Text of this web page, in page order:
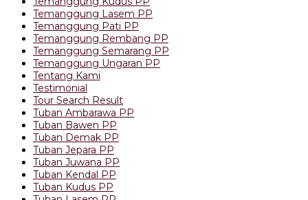
Temanggung Lasem PP
Temanggung Pati PP
Temanggung Rembang PP
Temanggung Semarang PP
Temanggung Ungaran PP
Tentang Kami
Testimonial
Tour Search Result
Tuban Ambarawa PP
Tuban Bawen PP
Tuban Demak PP
Tuban Jepara PP
Tuban Juwana PP
Tuban Kendal PP
Tuban Kudus PP